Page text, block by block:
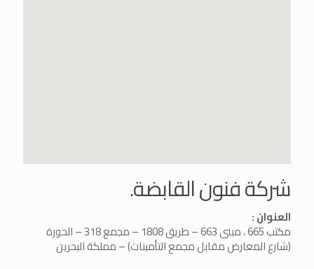
شركة فنون القابضة.
العنوان :
مكتب 665 ، مبنى 663 – طريق 1808 – مجمع 318 – الحورة
(شارع المعارض مقابل مجمع التأمينات) – مملكة البحرين